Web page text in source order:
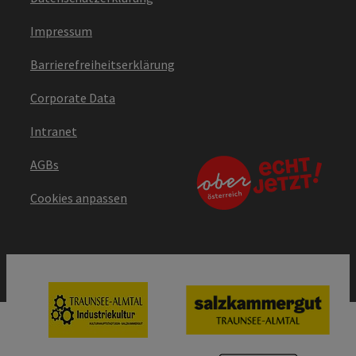
Impressum
Barrierefreiheitserklärung
Corporate Data
Intranet
AGBs
Cookies anpassen